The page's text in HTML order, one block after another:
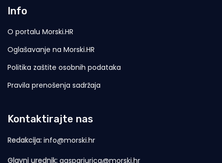
Info
O portalu Morski.HR
Oglašavanje na Morski.HR
Politika zaštite osobnih podataka
Pravila prenošenja sadržaja
Kontaktirajte nas
Redakcija: info@morski.hr
Glavni urednik: gasparjurica@morski.hr